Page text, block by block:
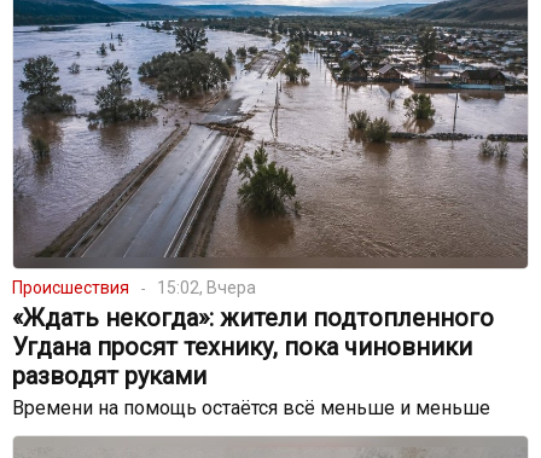
Происшествия 15:02, Вчера
«Ждать некогда»: жители подтопленного
Угдана просят технику, пока чиновники
разводят руками
Времени на помощь остаётся всё меньше и меньше